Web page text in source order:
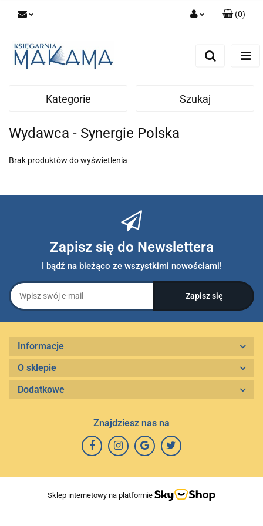
(0)
Kategorie Szukaj
Wydawca - Synergie Polska
Brak produktów do wyświetlenia
Zapisz się do Newslettera
I bądź na bieżąco ze wszystkimi nowościami!
Informacje
O sklepie
Dodatkowe
Znajdziesz nas na
Sklep internetowy na platformie